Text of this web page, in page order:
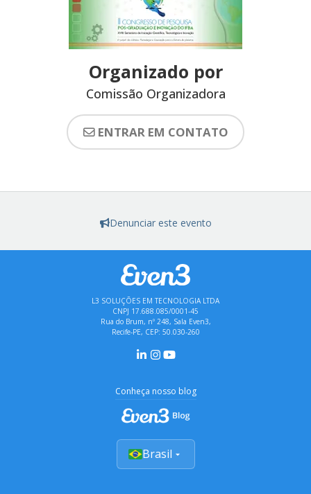
Organizado por
Comissão Organizadora
ENTRAR EM CONTATO
Denunciar este evento
L3 SOLUÇÕES EM TECNOLOGIA LTDA
CNPJ 17.688.085/0001-45
Rua do Brum, nº 248, Sala Even3,
Recife-PE, CEP: 50.030-260
Conheça nosso blog
Brasil